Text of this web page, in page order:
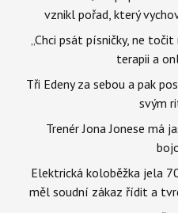
vznikl pořad, který
„Chci psát písničky, ne
terapii a
Tři Edeny za sebou a pak
svým
Trenér Jona Jonese má
Elektrická koloběžka jela
měl soudní zákaz řídit a